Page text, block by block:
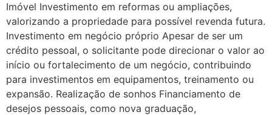
Imóvel Investimento em reformas ou ampliações,
valorizando a propriedade para possível revenda futura.
Investimento em negócio próprio Apesar de ser um
crédito pessoal, o solicitante pode direcionar o valor ao
início ou fortalecimento de um negócio, contribuindo
para investimentos em equipamentos, treinamento ou
expansão. Realização de sonhos Financiamento de
desejos pessoais, como nova graduação,